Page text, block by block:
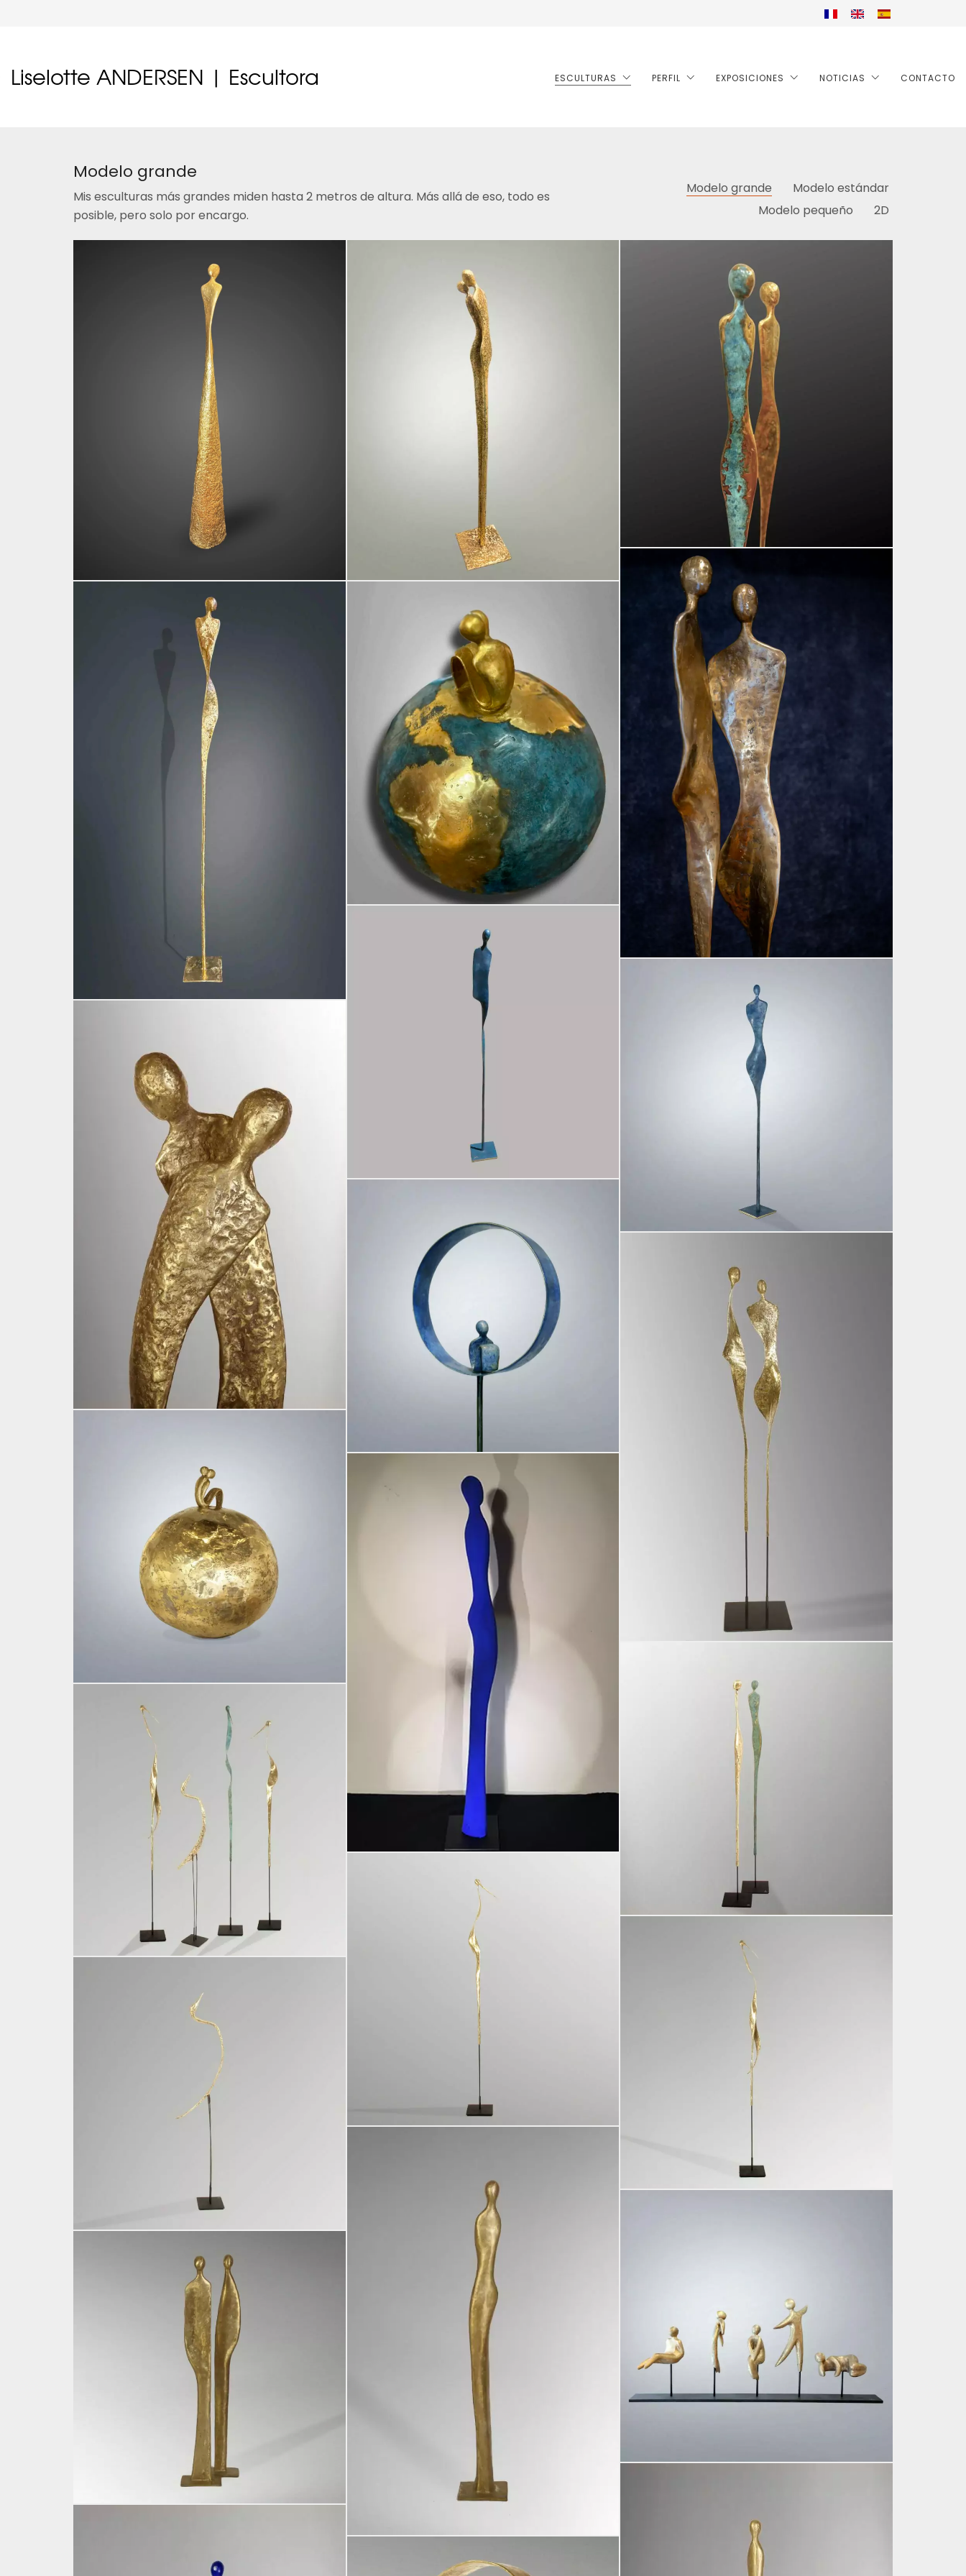
Liselotte ANDERSEN | Escultora ESCULTURAS PERFIL EXPOSICIONES NOTICIAS CONTACTO
Modelo grande
Mis esculturas más grandes miden hasta 2 metros de altura. Más allá de eso, todo es
posible, pero solo por encargo.
Modelo grande
Modelo estándar
Modelo pequeño
2D